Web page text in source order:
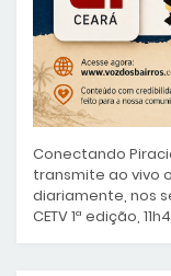
Conectando
transmite ao vivo
diariamente, nos
CETV 1ª edição,